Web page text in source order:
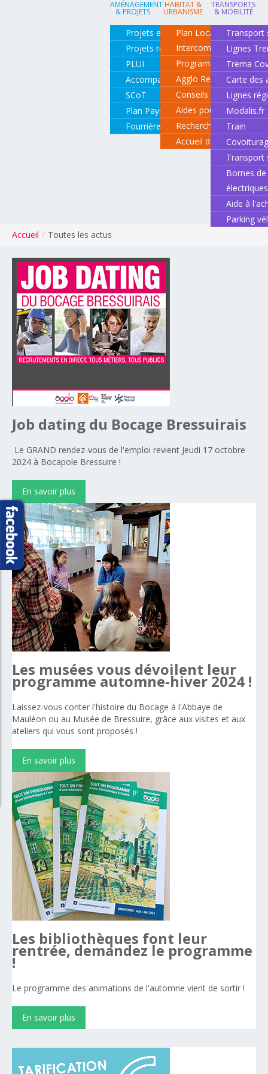
AMÉNAGEMENT
& PROJETS
Projets en cours
Projets réalisés
PLUI
Accompagnement de projets
SCoT
Plan Paysage
Fourrière animale
HABITAT &
URBANISME
Plan Local d'Urbanisme
Intercommunal
Programme local de
Agglo Renov
Conseils pour rénover
Aides pour rénover
Recherche d'un
Accueil des gens du
TRANSPORTS
& MOBILITÉ
Transport
Lignes
Trema
Carte des
Lignes
Modalis.fr
Train
Transport
Bornes
électriques
Aide à
Parking
Accueil / Toutes les actus
Job dating du Bocage Bressuirais
Le GRAND rendez-vous de l'emploi revient Jeudi 17 octobre
2024 à Bocapole Bressuire !
En savoir plus
Les musées vous dévoilent leur
programme automne-hiver 2024 !
Laissez-vous conter l'histoire du Bocage à l'Abbaye de
Mauléon ou au Musée de Bressuire, grâce aux visites et aux
ateliers qui vous sont proposés !
En savoir plus
Les bibliothèques font leur
rentrée, demandez le programme
!
Le programme des animations de l'automne vient de sortir !
En savoir plus